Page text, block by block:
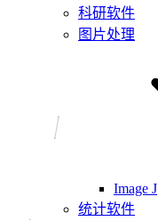
科研软件
图片处理
Image J
统计软件